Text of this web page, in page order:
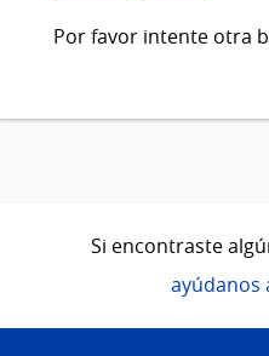
Por favor intente otra
Si encontraste
ayúdanos